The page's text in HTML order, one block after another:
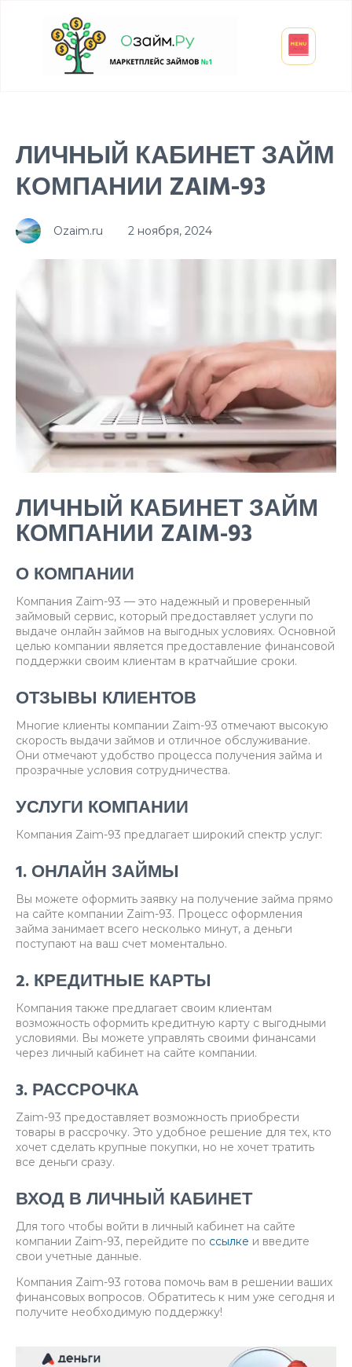
ЛИЧНЫЙ КАБИНЕТ ЗАЙМ
КОМПАНИИ ZAIM-93
Ozaim.ru 2 ноября, 2024
ЛИЧНЫЙ КАБИНЕТ ЗАЙМ
КОМПАНИИ ZAIM-93
О КОМПАНИИ
Компания Zaim-93 — это надежный и проверенный
займовый сервис, который предоставляет услуги по
выдаче онлайн займов на выгодных условиях. Основной
целью компании является предоставление финансовой
поддержки своим клиентам в кратчайшие сроки.
ОТЗЫВЫ КЛИЕНТОВ
Многие клиенты компании Zaim-93 отмечают высокую
скорость выдачи займов и отличное обслуживание.
Они отмечают удобство процесса получения займа и
прозрачные условия сотрудничества.
УСЛУГИ КОМПАНИИ
Компания Zaim-93 предлагает широкий спектр услуг:
1. ОНЛАЙН ЗАЙМЫ
Вы можете оформить заявку на получение займа прямо
на сайте компании Zaim-93. Процесс оформления
займа занимает всего несколько минут, а деньги
поступают на ваш счет моментально.
2. КРЕДИТНЫЕ КАРТЫ
Компания также предлагает своим клиентам
возможность оформить кредитную карту с выгодными
условиями. Вы можете управлять своими финансами
через личный кабинет на сайте компании.
3. РАССРОЧКА
Zaim-93 предоставляет возможность приобрести
товары в рассрочку. Это удобное решение для тех, кто
хочет сделать крупные покупки, но не хочет тратить
все деньги сразу.
ВХОД В ЛИЧНЫЙ КАБИНЕТ
Для того чтобы войти в личный кабинет на сайте
компании Zaim-93, перейдите по ссылке и введите
свои учетные данные.
Компания Zaim-93 готова помочь вам в решении ваших
финансовых вопросов. Обратитесь к ним уже сегодня и
получите необходимую поддержку!